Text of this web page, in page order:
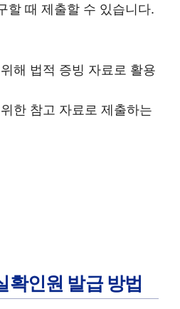
할 때 제출할 수 있습니다.
해 법적 증빙 자료로 활용
한 참고 자료로 제출하는
인원 발급 방법